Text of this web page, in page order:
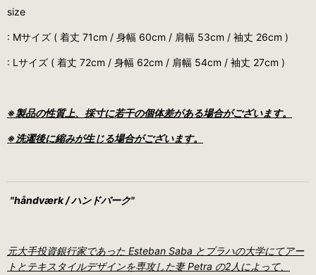
size
: Mサイズ ( 着丈 71cm / 身幅 60cm / 肩幅 53cm / 袖丈 26cm )
: Lサイズ ( 着丈 72cm / 身幅 62cm / 肩幅 54cm / 袖丈 27cm )
※製品の性質上、採寸に若干の個体差がある場合がございます。
※洗濯後に縮みが生じる場合がございます。
"håndværk / ハンドバーク"
元大手投資銀行家であった Esteban Saba とプラハの大学にてアー
トとテキスタイルデザインを専攻した妻 Petra の2人によって、